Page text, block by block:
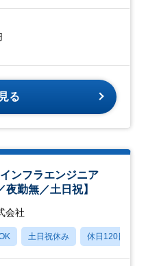
る
ンフラエンジニア
夜勤無／土日祝】
会社
土日祝休み 休日120日以上